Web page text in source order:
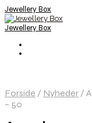
Jewellery Box
Jewellery Box
Forside / Nyheder /
– 50